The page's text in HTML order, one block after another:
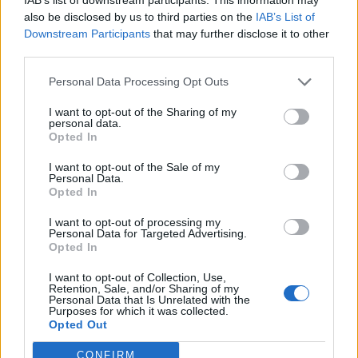
also be disclosed by us to third parties on the IAB’s List of
Downstream Participants that may further disclose it to other
Personal Data Processing Opt Outs
I want to opt-out of the Sharing of my
personal data.
Opted In
I want to opt-out of the Sale of my
Personal Data.
Opted In
I want to opt-out of processing my
Personal Data for Targeted Advertising.
Opted In
I want to opt-out of Collection, Use,
Retention, Sale, and/or Sharing of my
Personal Data that Is Unrelated with the
Purposes for which it was collected.
Opted Out
CONFIRM
Robin Hood tog från de rika och gav till de fattiga. Jens Toth
har tagit fasta på det. För varje liter han brygger ger han bort
en krona till välgörenhet, även om det är pengar ur egen